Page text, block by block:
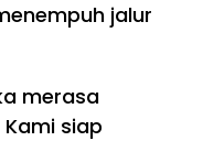
jalur
merasa
siap